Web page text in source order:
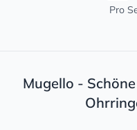
Pro
Mugello -